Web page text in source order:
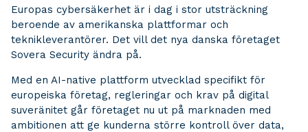
Europas cybersäkerhet är i dag i stor utsträckning
beroende av amerikanska plattformar och
teknikleverantörer. Det vill det nya danska företaget
Sovera Security ändra på.
Med en AI-native plattform utvecklad specifikt för
europeiska företag, regleringar och krav på digital
suveränitet går företaget nu ut på marknaden med
ambitionen att ge kunderna större kontroll över data,